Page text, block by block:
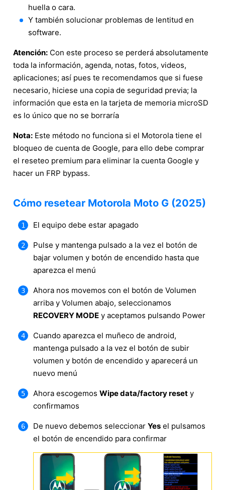
huella o cara.
Y también solucionar problemas de lentitud en
software.
Atención: Con este proceso se perderá absolutamente
toda la información, agenda, notas, fotos, videos,
aplicaciones; así pues te recomendamos que si fuese
necesario, hiciese una copia de seguridad previa; la
información que esta en la tarjeta de memoria microSD
es lo único que no se borraría
Nota: Este método no funciona si el Motorola tiene el
bloqueo de cuenta de Google, para ello debe comprar
el reseteo premium para eliminar la cuenta Google y
hacer un FRP bypass.
Cómo resetear Motorola Moto G (2025)
El equipo debe estar apagado
Pulse y mantenga pulsado a la vez el botón de
bajar volumen y botón de encendido hasta que
aparezca el menú
Ahora nos movemos con el botón de Volumen
arriba y Volumen abajo, seleccionamos
RECOVERY MODE y aceptamos pulsando Power
Cuando aparezca el muñeco de android,
mantenga pulsado a la vez el botón de subir
volumen y botón de encendido y aparecerá un
nuevo menú
Ahora escogemos Wipe data/factory reset y
confirmamos
De nuevo debemos seleccionar Yes el pulsamos
el botón de encendido para confirmar